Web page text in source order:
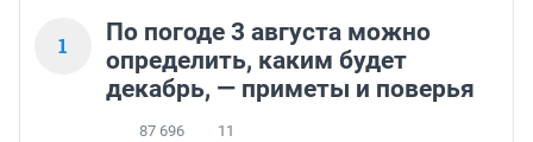
1
По погоде 3 августа можно
определить, каким будет
декабрь, — приметы и поверья
87 696 11